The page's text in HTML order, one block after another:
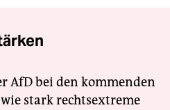
AfD bei den kommenden
stark rechtsextreme